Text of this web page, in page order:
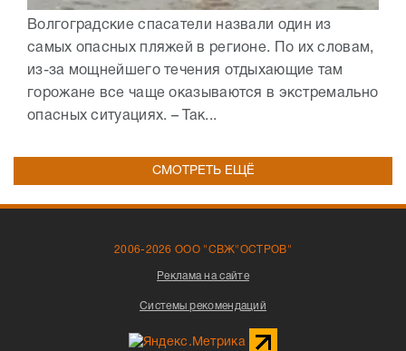
Волгоградские спасатели назвали один из
самых опасных пляжей в регионе. По их словам,
из-за мощнейшего течения отдыхающие там
горожане все чаще оказываются в экстремально
опасных ситуациях. – Так...
СМОТРЕТЬ ЕЩЁ
2006-2026 ООО "СВЖ"ОСТРОВ"
Реклама на сайте
Системы рекомендаций